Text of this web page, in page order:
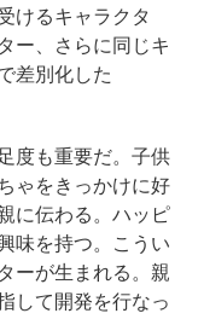
けるキャラクタ
ー、さらに同じキ
差別化した
度も重要だ。子供
ゃをきっかけに好
に伝わる。ハッピ
味を持つ。こうい
ーが生まれる。親
して開発を行なっ